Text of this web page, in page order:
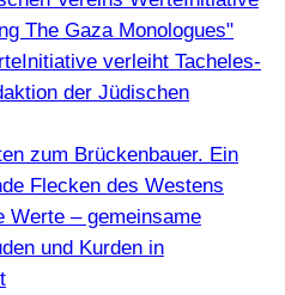
The Gaza Monologues"
verleiht Tacheles-
der Jüdischen
zum Brückenbauer. Ein
Flecken des Westens
Werte – gemeinsame
und Kurden in